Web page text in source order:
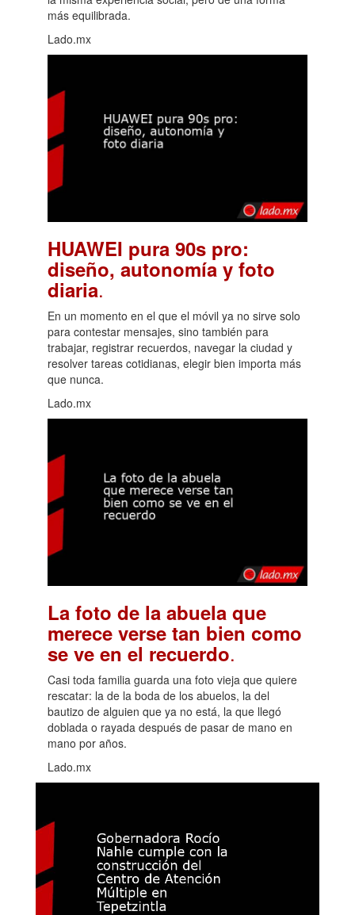
más equilibrada.
Lado.mx
HUAWEI pura 90s pro:
diseño, autonomía y foto
diaria.
En un momento en el que el móvil ya no sirve solo
para contestar mensajes, sino también para
trabajar, registrar recuerdos, navegar la ciudad y
resolver tareas cotidianas, elegir bien importa más
que nunca.
Lado.mx
La foto de la abuela que
merece verse tan bien como
se ve en el recuerdo.
Casi toda familia guarda una foto vieja que quiere
rescatar: la de la boda de los abuelos, la del
bautizo de alguien que ya no está, la que llegó
doblada o rayada después de pasar de mano en
mano por años.
Lado.mx